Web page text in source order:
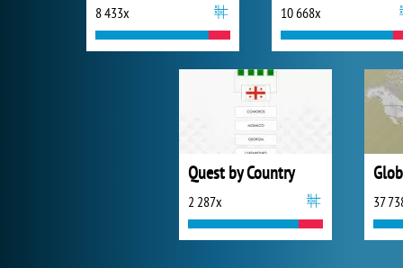
8 433x 10 668x
Quest by Country
2 287x 37